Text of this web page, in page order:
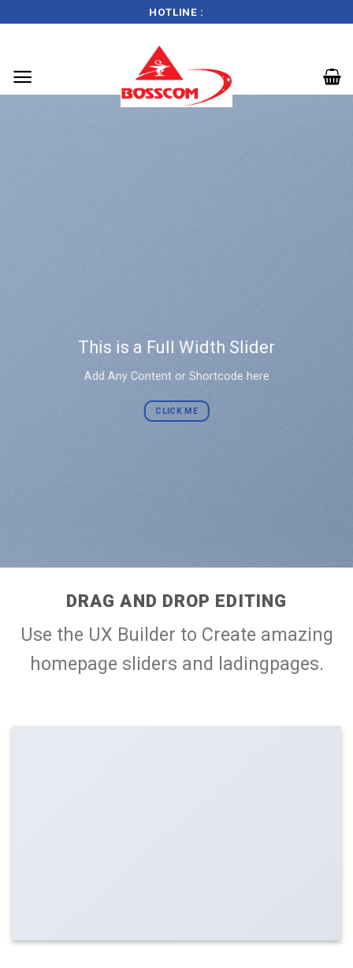
HOTLINE :
This is a Full Width Slider
Add Any Content or Shortcode here
CLICK ME
DRAG AND DROP EDITING
Use the UX Builder to Create amazing
homepage sliders and ladingpages.